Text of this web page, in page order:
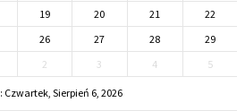
19 20 21
22
26 27 28
29
2 3 4 5
Czwartek, Sierpień 6, 2026